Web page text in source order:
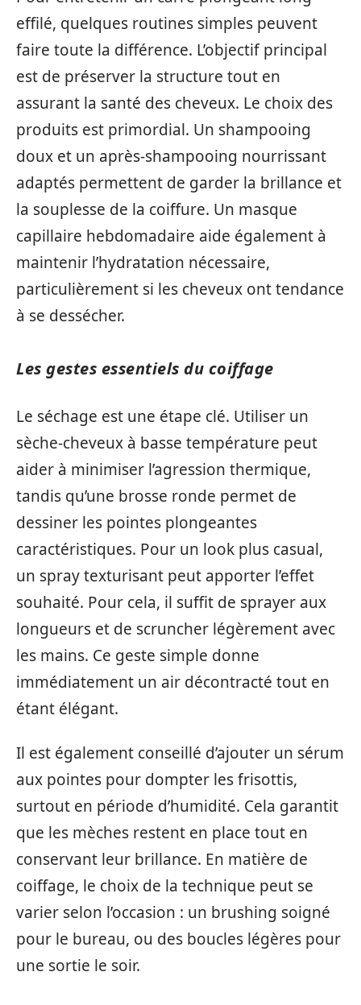
effilé, quelques routines simples peuvent
faire toute la différence. L’objectif principal
est de préserver la structure tout en
assurant la santé des cheveux. Le choix des
produits est primordial. Un shampooing
doux et un après-shampooing nourrissant
adaptés permettent de garder la brillance et
la souplesse de la coiffure. Un masque
capillaire hebdomadaire aide également à
maintenir l’hydratation nécessaire,
particulièrement si les cheveux ont tendance
à se dessécher.
Les gestes essentiels du coiffage
Le séchage est une étape clé. Utiliser un
sèche-cheveux à basse température peut
aider à minimiser l’agression thermique,
tandis qu’une brosse ronde permet de
dessiner les pointes plongeantes
caractéristiques. Pour un look plus casual,
un spray texturisant peut apporter l’effet
souhaité. Pour cela, il suffit de sprayer aux
longueurs et de scruncher légèrement avec
les mains. Ce geste simple donne
immédiatement un air décontracté tout en
étant élégant.
Il est également conseillé d’ajouter un sérum
aux pointes pour dompter les frisottis,
surtout en période d’humidité. Cela garantit
que les mèches restent en place tout en
conservant leur brillance. En matière de
coiffage, le choix de la technique peut se
varier selon l’occasion : un brushing soigné
pour le bureau, ou des boucles légères pour
une sortie le soir.